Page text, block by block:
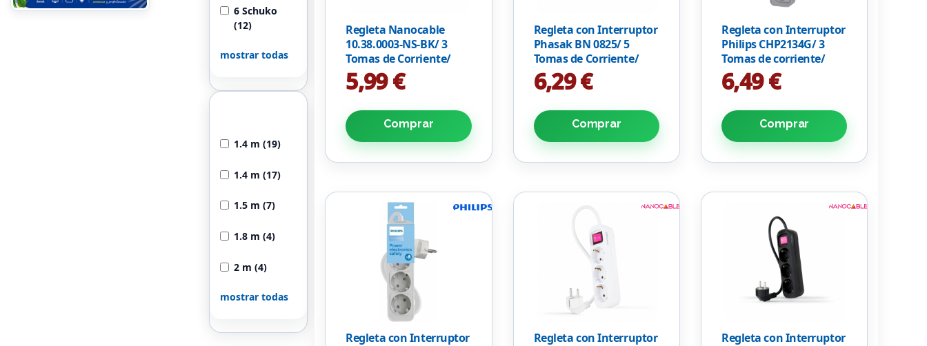
6 Schuko
(12)
mostrar todas
1.4 m (19)
1.4 m (17)
1.5 m (7)
1.8 m (4)
2 m (4)
mostrar todas
Regleta Nanocable
10.38.0003-NS-BK/ 3
Tomas de Corriente/
Cable 1.4m/ Negra
5,99 €
Comprar
Regleta con Interruptor
Phasak BN 0825/ 5
Tomas de Corriente/
Cable 1.8m/ Azul
6,29 €
Comprar
Regleta con Interruptor
Philips CHP2134G/ 3
Tomas de corriente/
Cable 1.5m/ Gris
6,49 €
Comprar
Regleta con Interruptor
Regleta con Interruptor
Regleta con Interruptor